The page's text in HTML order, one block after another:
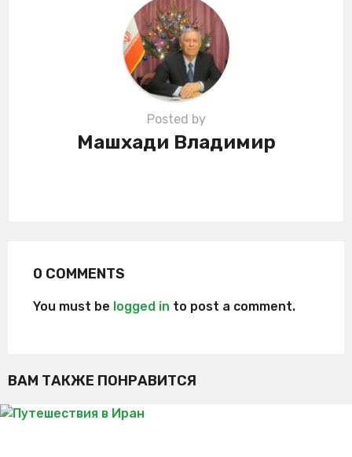
Posted by
Машхади Владимир
0 COMMENTS
You must be logged in to post a comment.
ВАМ ТАКЖЕ ПОНРАВИТСЯ